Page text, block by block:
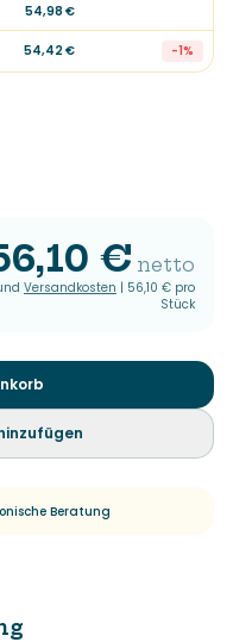
54,98 €
54,42 € -1%
€ netto
Versandkosten | 56,10 € pro
Stück
Beratung